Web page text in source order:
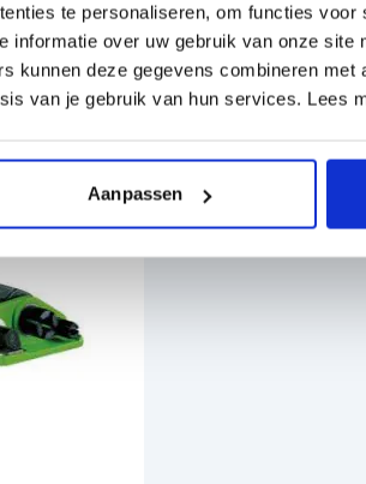
te personaliseren, om functies voor
informatie over uw gebruik van onze site
kunnen deze gegevens combineren met
van je gebruik van hun services. Lees
Aanpassen